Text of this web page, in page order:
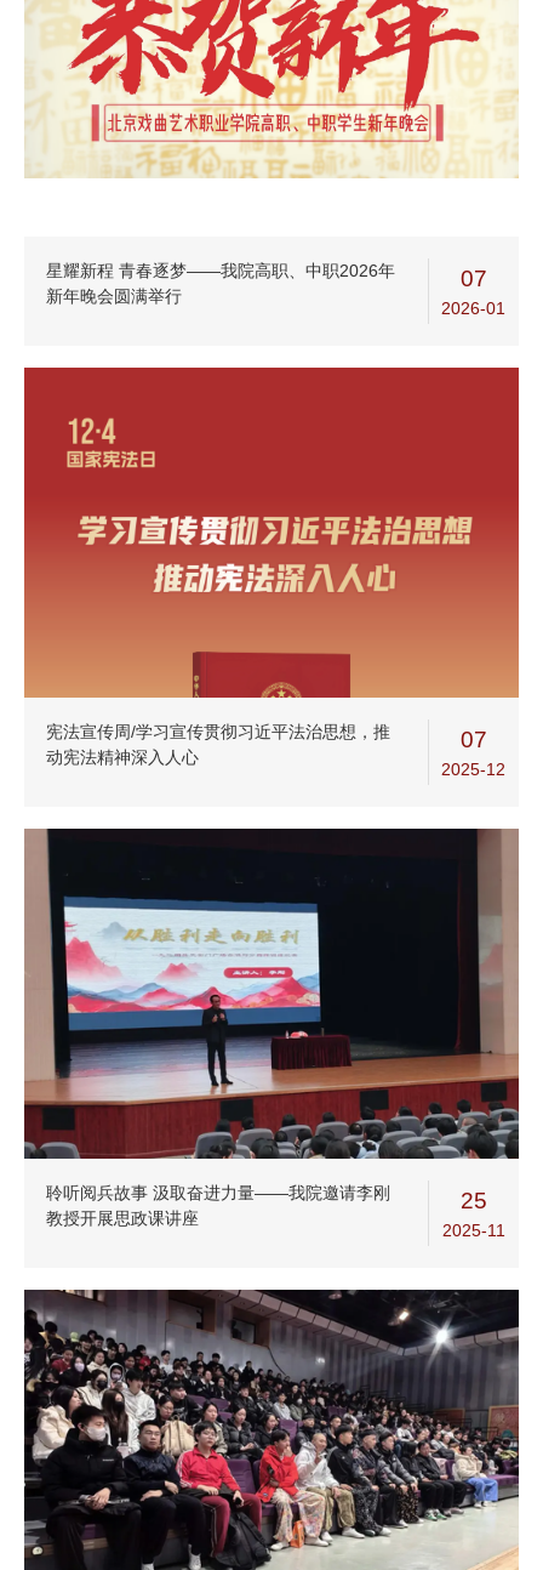
星耀新程 青春逐梦——我院高职、中职2026年
新年晚会圆满举行
07
2026-01
宪法宣传周/学习宣传贯彻习近平法治思想，推
动宪法精神深入人心
07
2025-12
聆听阅兵故事 汲取奋进力量——我院邀请李刚
教授开展思政课讲座
25
2025-11